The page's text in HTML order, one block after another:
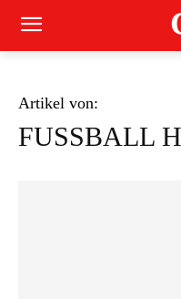
Artikel von:
FUSSBALL